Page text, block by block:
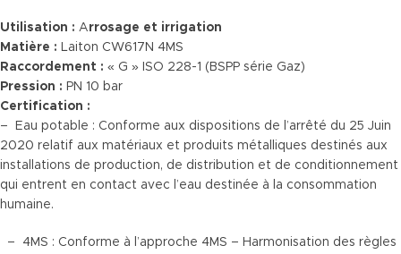
Utilisation : Arrosage et irrigation
Matière : Laiton CW617N 4MS
Raccordement : « G » ISO 228-1 (BSPP série Gaz)
Pression : PN 10 bar
Certification :
– Eau potable : Conforme aux dispositions de l’arrêté du 25 Juin
2020 relatif aux matériaux et produits métalliques destinés aux
installations de production, de distribution et de conditionnement
qui entrent en contact avec l’eau destinée à la consommation
humaine.
– 4MS : Conforme à l’approche 4MS – Harmonisation des règles